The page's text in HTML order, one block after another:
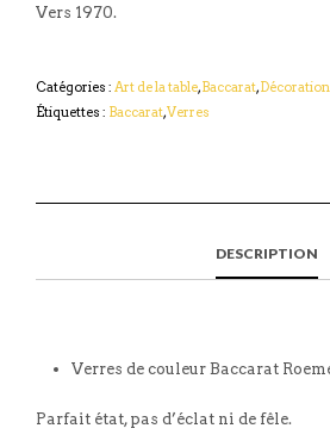
Vers 1970.
Catégories : Art de la table,Baccarat,Décoration
Étiquettes : Baccarat,Verres
DESCRIPTION
Verres de couleur Baccarat
Parfait état, pas d’éclat ni de fêle.